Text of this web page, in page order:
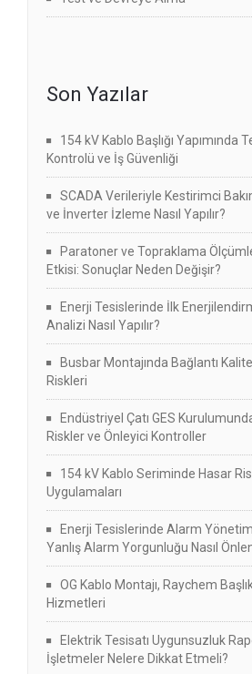
Son Yazılar
154 kV Kablo Başlığı Yapımında
Kontrolü ve İş Güvenliği
SCADA Verileriyle Kestirimci
ve İnverter İzleme Nasıl Yapılır?
Paratoner ve Topraklama
Etkisi: Sonuçlar Neden Değişir?
Enerji Tesislerinde İlk
Analizi Nasıl Yapılır?
Busbar Montajında Bağlantı
Riskleri
Endüstriyel Çatı GES
Riskler ve Önleyici Kontroller
154 kV Kablo Seriminde Hasar
Uygulamaları
Enerji Tesislerinde Alarm
Yanlış Alarm Yorgunluğu Nasıl
OG Kablo Montajı, Raychem
Hizmetleri
Elektrik Tesisatı Uygunsuzluk
İşletmeler Nelere Dikkat Etmeli?